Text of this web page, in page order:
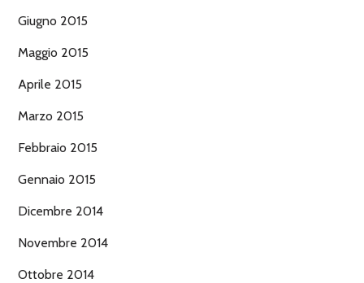
Giugno 2015
Maggio 2015
Aprile 2015
Marzo 2015
Febbraio 2015
Gennaio 2015
Dicembre 2014
Novembre 2014
Ottobre 2014